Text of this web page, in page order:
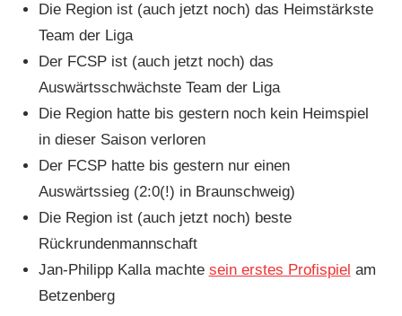
Die Region ist (auch jetzt noch) das Heimstärkste
Team der Liga
Der FCSP ist (auch jetzt noch) das
Auswärtsschwächste Team der Liga
Die Region hatte bis gestern noch kein Heimspiel
in dieser Saison verloren
Der FCSP hatte bis gestern nur einen
Auswärtssieg (2:0(!) in Braunschweig)
Die Region ist (auch jetzt noch) beste
Rückrundenmannschaft
Jan-Philipp Kalla machte sein erstes Profispiel am
Betzenberg